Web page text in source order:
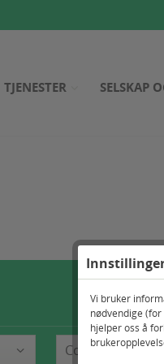
TJENESTER SELSKAP
Component
Vi bruker
nødvendige
hjelper oss å